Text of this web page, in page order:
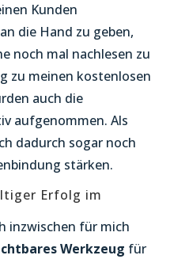
Kunden
die Hand zu geben,
noch mal nachlesen zu
zu meinen kostenlosen
auch die
aufgenommen. Als
dadurch sogar noch
stärken.
Erfolg im
inzwischen für mich
Werkzeug für